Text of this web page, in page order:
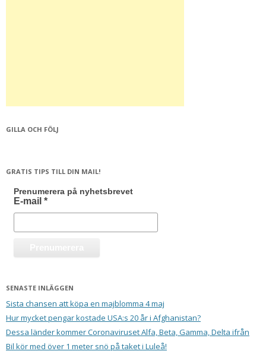
GILLA OCH FÖLJ
GRATIS TIPS TILL DIN MAIL!
Prenumerera på nyhetsbrevet
E-mail *
SENASTE INLÄGGEN
Sista chansen att köpa en majblomma 4 maj
Hur mycket pengar kostade USA:s 20 år i Afghanistan?
Dessa länder kommer Coronaviruset Alfa, Beta, Gamma, Delta ifrån
Bil kör med över 1 meter snö på taket i Luleå!